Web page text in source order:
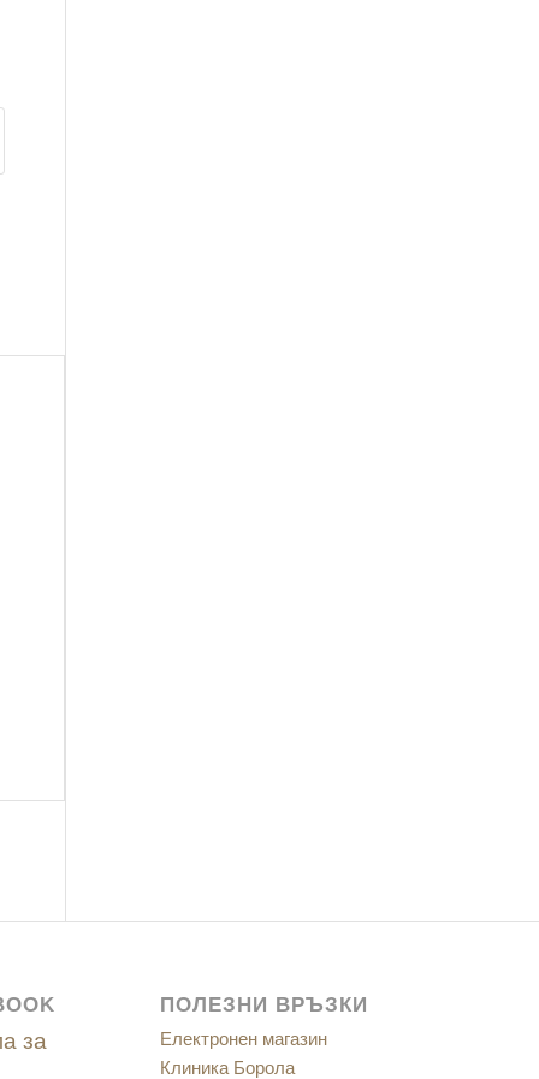
за
ПОЛЕЗНИ ВРЪЗКИ
Електронен магазин
Клиника Борола